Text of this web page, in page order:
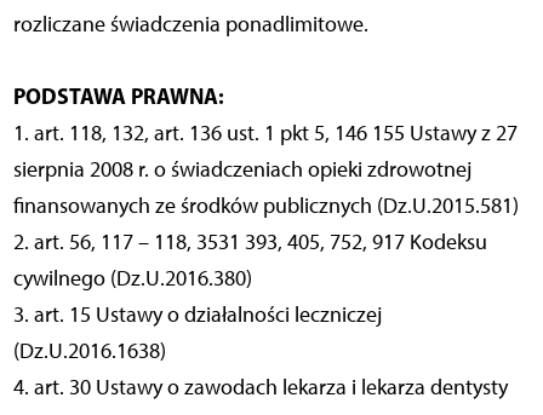
rozliczane świadczenia ponadlimitowe.
PODSTAWA PRAWNA:
1. art. 118, 132, art. 136 ust. 1 pkt 5, 146 155 Ustawy z 27
sierpnia 2008 r. o świadczeniach opieki zdrowotnej
finansowanych ze środków publicznych (Dz.U.2015.581)
2. art. 56, 117 – 118, 3531 393, 405, 752, 917 Kodeksu
cywilnego (Dz.U.2016.380)
3. art. 15 Ustawy o działalności leczniczej
(Dz.U.2016.1638)
4. art. 30 Ustawy o zawodach lekarza i lekarza dentysty